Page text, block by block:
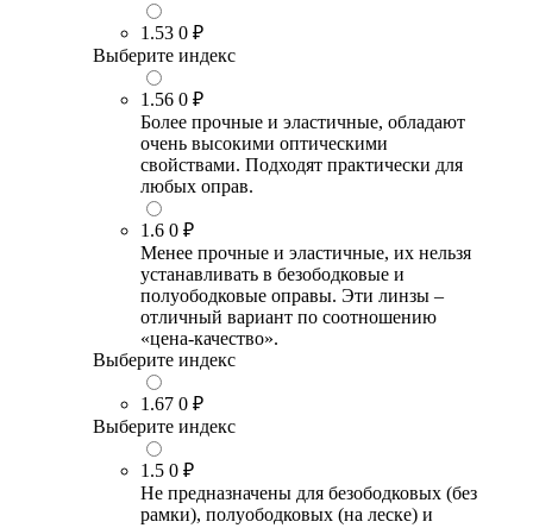
1.53 0 ₽
Выберите индекс
1.56 0 ₽
Более прочные и эластичные, обладают
очень высокими оптическими
свойствами. Подходят практически для
любых оправ.
1.6 0 ₽
Менее прочные и эластичные, их нельзя
устанавливать в безободковые и
полуободковые оправы. Эти линзы –
отличный вариант по соотношению
«цена-качество».
Выберите индекс
1.67 0 ₽
Выберите индекс
1.5 0 ₽
Не предназначены для безободковых (без
рамки), полуободковых (на леске) и